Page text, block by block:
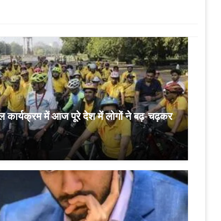
कार्यक्रम में आज पूरे देश में लोगों ने बढ़-चढ़कर